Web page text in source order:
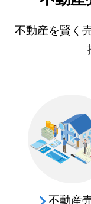
不動産を賢く
不動産